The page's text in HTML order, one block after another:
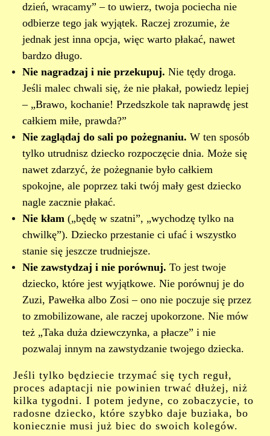
dzień, wracamy” – to uwierz, twoja pociecha nie
odbierze tego jak wyjątek. Raczej zrozumie, że
jednak jest inna opcja, więc warto płakać, nawet
bardzo długo.
Nie nagradzaj i nie przekupuj. Nie tędy droga.
Jeśli malec chwali się, że nie płakał, powiedz lepiej
– „Brawo, kochanie! Przedszkole tak naprawdę jest
całkiem miłe, prawda?”
Nie zaglądaj do sali po pożegnaniu. W ten sposób
tylko utrudnisz dziecko rozpoczęcie dnia. Może się
nawet zdarzyć, że pożegnanie było całkiem
spokojne, ale poprzez taki twój mały gest dziecko
nagle zacznie płakać.
Nie kłam („będę w szatni”, „wychodzę tylko na
chwilkę”). Dziecko przestanie ci ufać i wszystko
stanie się jeszcze trudniejsze.
Nie zawstydzaj i nie porównuj. To jest twoje
dziecko, które jest wyjątkowe. Nie porównuj je do
Zuzi, Pawełka albo Zosi – ono nie poczuje się przez
to zmobilizowane, ale raczej upokorzone. Nie mów
też „Taka duża dziewczynka, a płacze” i nie
pozwalaj innym na zawstydzanie twojego dziecka.
Jeśli tylko będziecie trzymać się tych reguł,
proces adaptacji nie powinien trwać dłużej, niż
kilka tygodni. I potem jedyne, co zobaczycie, to
radosne dziecko, które szybko daje buziaka, bo
koniecznie musi już biec do swoich kolegów.